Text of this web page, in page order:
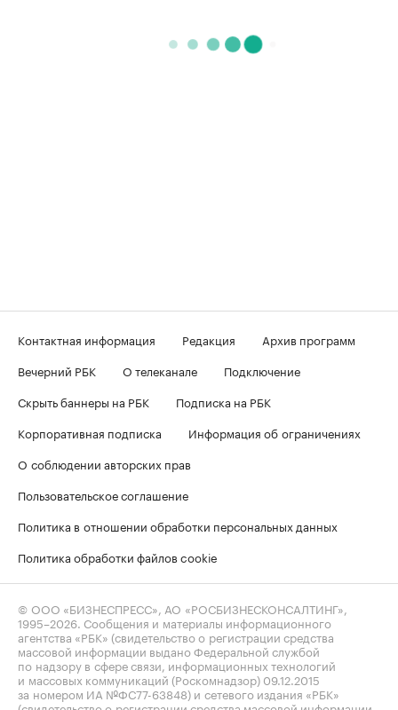
Контактная информация Редакция
Архив программ
Вечерний РБК
О телеканале
Подключение
Скрыть баннеры на РБК
Подписка на РБК
Корпоративная подписка
Информация об ограничениях
О соблюдении авторских прав
Пользовательское соглашение
Политика в отношении обработки персональных данных
Политика обработки файлов cookie
© ООО «БИЗНЕСПРЕСС», АО «РОСБИЗНЕСКОНСАЛТИНГ»,
1995–2026 . Сообщения и материалы информационного
агентства «РБК» (свидетельство о регистрации средства
массовой информации выдано Федеральной службой
по надзору в сфере связи, информационных технологий
и массовых коммуникаций (Роскомнадзор) 09.12.2015
за номером ИА №ФС77-63848) и сетевого издания «РБК»